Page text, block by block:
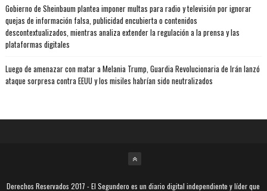
Gobierno de Sheinbaum plantea imponer multas para radio y televisión por ignorar
quejas de información falsa, publicidad encubierta o contenidos
descontextualizados, mientras analiza extender la regulación a la prensa y las
plataformas digitales
Luego de amenazar con matar a Melania Trump, Guardia Revolucionaria de Irán lanzó
ataque sorpresa contra EEUU y los misiles habrían sido neutralizados
Derechos Reservados 2017 - El Segundero es un diario digital independiente y líder que